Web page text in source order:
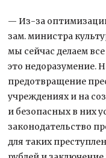
— Из-за
зам. министра
мы сейчас делаем
это недоразумение.
предотвращение
учреждениях и на
и безопасных в них
законодательство
для таких